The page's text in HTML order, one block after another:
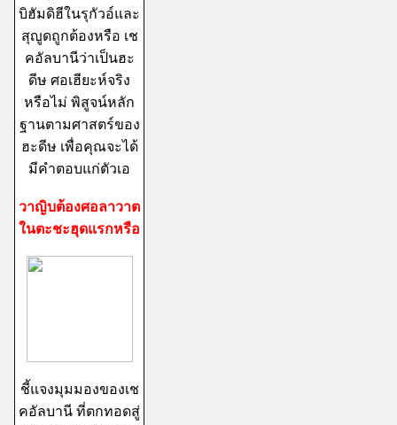
บิฮัมดิฮีในรุกัวอ์และ
สุญูดถูกต้องหรือ เช
คอัลบานีว่าเป็นฮะ
ดีษ ศอเฮียะห์จริง
หรือไม่ พิสูจน์หลัก
ฐานตามศาสตร์ของ
ฮะดีษ เพื่อคุณจะได้
มีคำตอบแก่ตัวเอ
วาญิบต้องศอลาวาต
ในตะชะฮุดแรกหรือ
ชี้แจงมุมมองของเช
คอัลบานี ที่ตกทอดสู่